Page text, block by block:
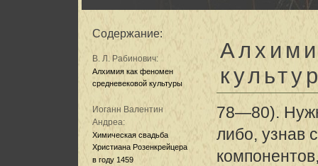
Содержание:
В. Л. Рабинович:
Алхимия как феномен
средневековой культуры
Иоганн Валентин
Андреа:
Химическая свадьба
Христиана Розенкрейцера
в году 1459
78—80).
либо, узнав